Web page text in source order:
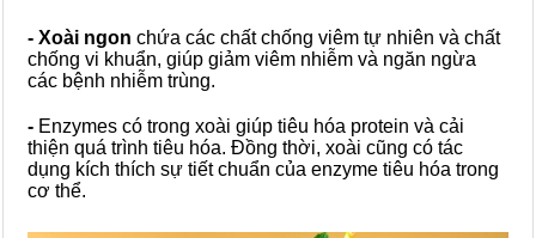
- Xoài ngon chứa các chất chống viêm tự nhiên và chất
chống vi khuẩn, giúp giảm viêm nhiễm và ngăn ngừa
các bệnh nhiễm trùng.
- Enzymes có trong xoài giúp tiêu hóa protein và cải
thiện quá trình tiêu hóa. Đồng thời, xoài cũng có tác
dụng kích thích sự tiết chuẩn của enzyme tiêu hóa trong
cơ thể.